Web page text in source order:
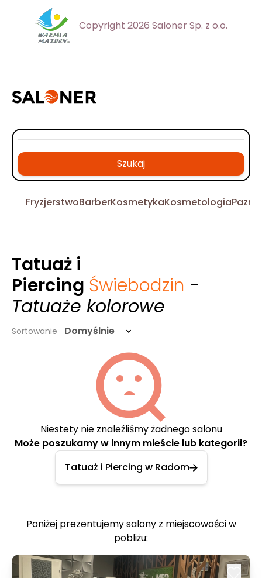
Copyright 2026 Saloner Sp. z o.o.
Szukaj
FryzjerstwoBarberKosmetykaKosmetologia
Tatuaż i
Piercing Świebodzin -
Tatuaże kolorowe
Sortowanie Domyślnie
Niestety nie znaleźliśmy żadnego salonu
Może poszukamy w innym mieście lub kategorii?
Tatuaż i Piercing w Radom
Poniżej prezentujemy salony z miejscowości w
pobliżu: